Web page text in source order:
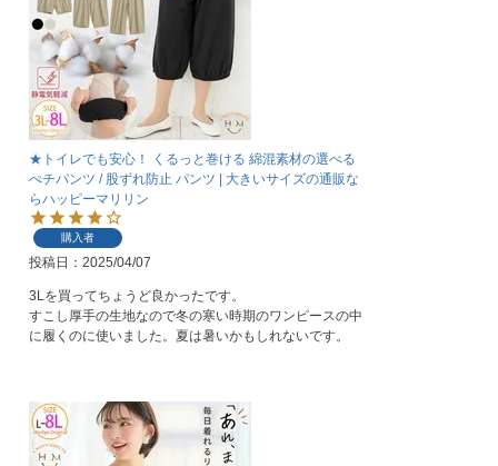
★トイレでも安心！ くるっと巻ける 綿混素材の選べる
ぺチパンツ / 股ずれ防止 パンツ | 大きいサイズの通販な
らハッピーマリリン
購入者
投稿日 2025/04/07
3Lを買ってちょうど良かったです。
すこし厚手の生地なので冬の寒い時期のワンピースの中
に履くのに使いました。夏は暑いかもしれないです。